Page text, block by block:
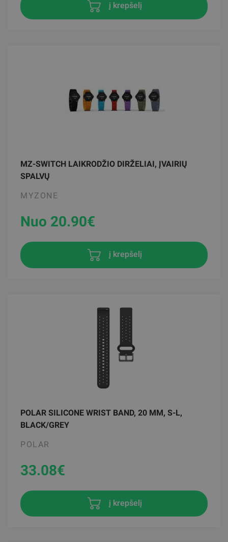
į krepšelį
MZ-SWITCH LAIKRODŽIO DIRŽELIAI, ĮVAIRIŲ
SPALVŲ
MYZONE
Nuo 20.90€
į krepšelį
POLAR SILICONE WRIST BAND, 20 MM, S-L,
BLACK/GREY
POLAR
33.08€
į krepšelį